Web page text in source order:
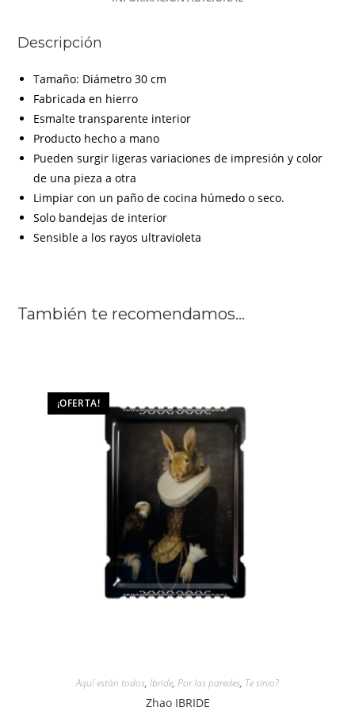
Descripción
Tamaño: Diámetro 30 cm
Fabricada en hierro
Esmalte transparente interior
Producto hecho a mano
Pueden surgir ligeras variaciones de impresión y color
de una pieza a otra
Limpiar con un paño de cocina húmedo o seco.
Solo bandejas de interior
Sensible a los rayos ultravioleta
También te recomendamos…
¡OFERTA!
Aquí están todos, Ibride, Por las paredes, Te sirvo?
Zhao IBRIDE